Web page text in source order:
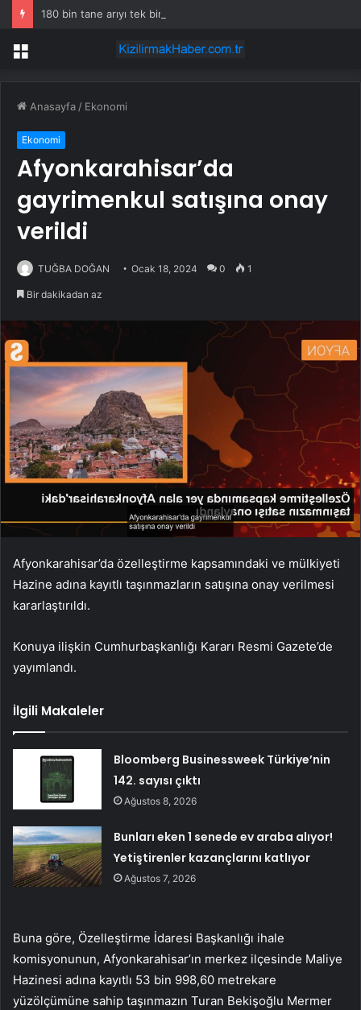
180 bin tane arıyı tek bir amaç doğaya saldılar
Menü
Anasayfa / Ekonomi
Ekonomi
Afyonkarahisar’da
gayrimenkul satışına onay
verildi
TUĞBA DOĞAN Ocak 18, 2024 0 1
Bir dakikadan az
Afyonkarahisar’da özelleştirme kapsamındaki ve mülkiyeti
Hazine adına kayıtlı taşınmazların satışına onay verilmesi
kararlaştırıldı.
Konuya ilişkin Cumhurbaşkanlığı Kararı Resmi Gazete’de
yayımlandı.
İlgili Makaleler
Bloomberg Businessweek Türkiye’nin
142. sayısı çıktı
Ağustos 8, 2026
Bunları eken 1 senede ev araba alıyor!
Yetiştirenler kazançlarını katlıyor
Ağustos 7, 2026
Buna göre, Özelleştirme İdaresi Başkanlığı ihale
komisyonunun, Afyonkarahisar’ın merkez ilçesinde Maliye
Hazinesi adına kayıtlı 53 bin 998,60 metrekare
yüzölçümüne sahip taşınmazın Turan Bekişoğlu Mermer